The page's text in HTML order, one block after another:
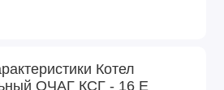
с дух сторон.Котел
ОЧАГ КСГ - 16 Е